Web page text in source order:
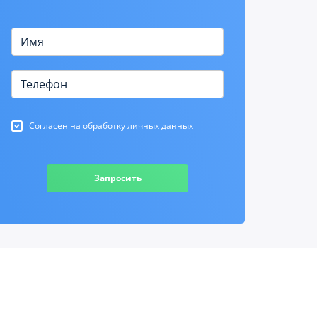
Согласен на обработку личных данных
Запросить